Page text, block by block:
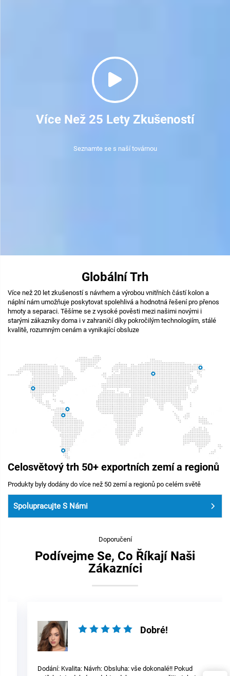
Více Než 25 Lety Zkušeností
Seznamte se s naší továrnou
Globální Trh
Více než 20 let zkušeností s návrhem a výrobou vnitřních částí kolon a
náplní nám umožňuje poskytovat spolehlivá a hodnotná řešení pro přenos
hmoty a separaci. Těšíme se z vysoké pověsti mezi našimi novými i
starými zákazníky doma i v zahraničí díky pokročilým technologiím, stálé
kvalitě, rozumným cenám a vynikající obsluze
Celosvětový trh 50+ exportních zemí a regionů
Produkty byly dodány do více než 50 zemí a regionů po celém světě
Spolupracujte S Námi
Doporučení
Podívejme Se, Co Říkají Naši
Zákazníci
Dodání: Kvalita: Návrh: Obsluha: vše dokonalé!! Pokud
Dobré!